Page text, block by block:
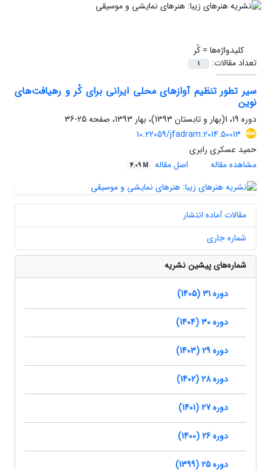
کلیدواژه‌ها =کُر
تعداد مقالات:
1
سیر تطور تنظیم آوازهای محلی ایرانی برای کُر و رهیافت‌های
نوین
دوره 19، 1(بهار و تابستان 1393)، بهار 1393، صفحه
25-36
10.22059/jfadram.2014.50013
حمید عسکری رابری
مشاهده مقاله
اصل مقاله 4.09 M
مقالات آماده انتشار
شماره جاری
شماره‌های پیشین نشریه
دوره 31 (1405)
دوره 30 (1404)
دوره 29 (1403)
دوره 28 (1402)
دوره 27 (1401)
دوره 26 (1400)
دوره 25 (1399)